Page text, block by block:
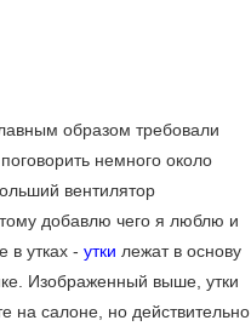
образом требовали
немного около
вентилятор
добавлю чего я люблю и
в утках - утки лежат в основу
Изображенный выше, утки
на салоне, но действительно